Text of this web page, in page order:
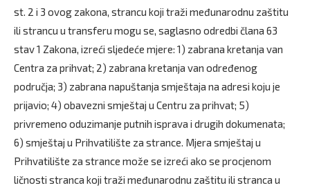
st. 2 i 3 ovog zakona, strancu koji traži međunarodnu zaštitu
ili strancu u transferu mogu se, saglasno odredbi člana 63
stav 1 Zakona, izreći sljedeće mjere: 1) zabrana kretanja van
Centra za prihvat; 2) zabrana kretanja van određenog
područja; 3) zabrana napuštanja smještaja na adresi koju je
prijavio; 4) obavezni smještaj u Centru za prihvat; 5)
privremeno oduzimanje putnih isprava i drugih dokumenata;
6) smještaj u Prihvatilište za strance. Mjera smještaj u
Prihvatilište za strance može se izreći ako se procjenom
ličnosti stranca koji traži međunarodnu zaštitu ili stranca u